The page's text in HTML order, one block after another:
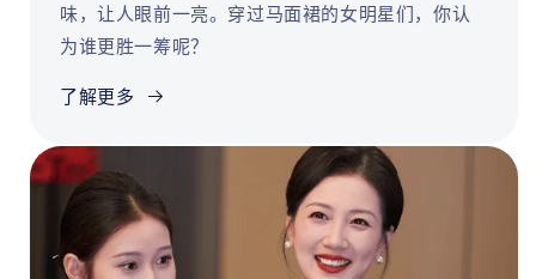
味，让人眼前一亮。穿过马面裙的女明星们，你认
为谁更胜一筹呢？
了解更多